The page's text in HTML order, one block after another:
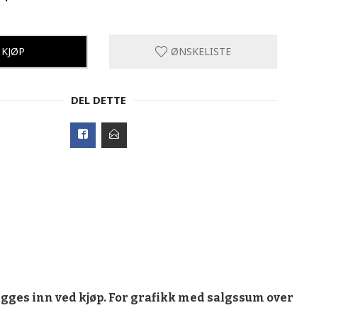
KJØP ØNSKELISTE
DEL DETTE
inn ved kjøp. For grafikk med salgssum over